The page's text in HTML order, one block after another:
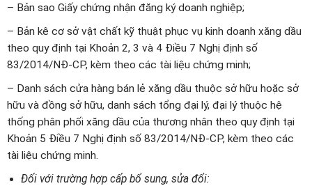
– Bản sao Giấy chứng nhận đăng ký doanh nghiệp;
– Bản kê cơ sở vật chất kỹ thuật phục vụ kinh doanh xăng dầu
theo quy định tại Khoản 2, 3 và 4 Điều 7 Nghị định số
83/2014/NĐ-CP, kèm theo các tài liệu chứng minh;
– Danh sách cửa hàng bán lẻ xăng dầu thuộc sở hữu hoặc sở
hữu và đồng sở hữu, danh sách tổng đại lý, đại lý thuộc hệ
thống phân phối xăng dầu của thương nhân theo quy định tại
Khoản 5 Điều 7 Nghị định số 83/2014/NĐ-CP, kèm theo các
tài liệu chứng minh.
Đối với trường hợp cấp bổ sung, sửa đổi: